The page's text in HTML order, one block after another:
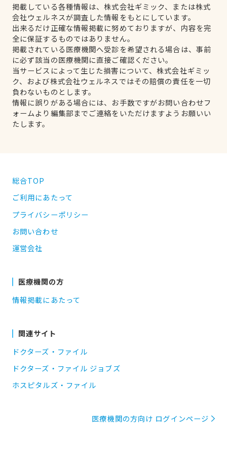
掲載している各種情報は、株式会社ギミック、または株式
会社ウェルネスが調査した情報をもとにしています。
出来るだけ正確な情報掲載に努めておりますが、内容を完
全に保証するものではありません。
掲載されている医療機関へ受診を希望される場合は、事前
に必ず該当の医療機関に直接ご確認ください。
当サービスによって生じた損害について、株式会社ギミッ
ク、および株式会社ウェルネスではその賠償の責任を一切
負わないものとします。
情報に誤りがある場合には、お手数ですがお問い合わせフ
ォームより編集部までご連絡をいただけますようお願いい
たします。
総合TOP
ご利用にあたって
プライバシーポリシー
お問い合わせ
運営会社
医療機関の方
情報掲載にあたって
関連サイト
ドクターズ・ファイル
ドクターズ・ファイル ジョブズ
ホスピタルズ・ファイル
医療機関の方向け ログインページ